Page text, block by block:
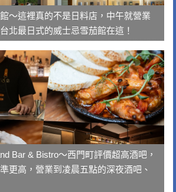
～這裡真的不是日料店，中午就營業
北最日式的威士忌雪茄館在這！
Bar & Bistro～西門町評價超高酒吧，
更高，營業到凌晨五點的深夜酒吧、